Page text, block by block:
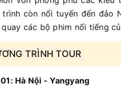
trình còn nối tuyến đến đảo
các bộ phim nổi tiếng
TRÌNH TOUR
Hà Nội - Yangyang